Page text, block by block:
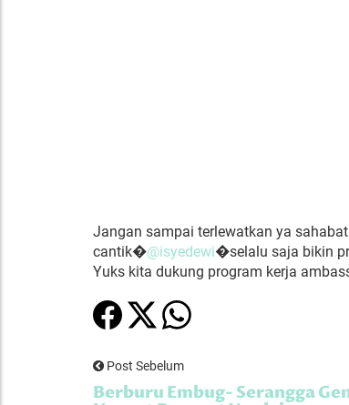
Jangan sampai terlewatkan ya
cantik�@isyedewi�selalu saja bikin
Yuks kita dukung program kerja
Post Sebelum
Berburu Embug- Serangga